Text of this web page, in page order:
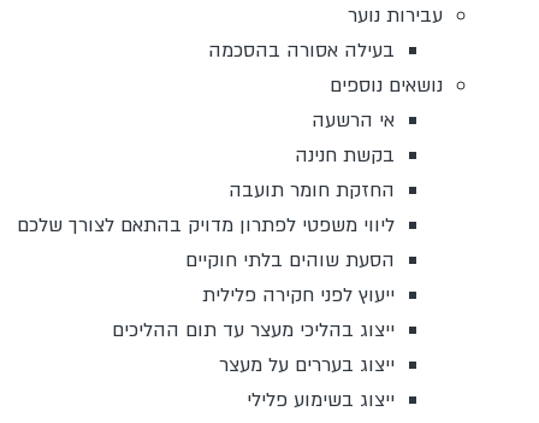
עבירות נוער
בעילה אסורה בהסכמה
נושאים נוספים
אי הרשעה
בקשת חנינה
החזקת חומר תועבה
ליווי משפטי לפתרון מדויק בהתאם לצורך שלכם
הסעת שוהים בלתי חוקיים
ייעוץ לפני חקירה פלילית
ייצוג בהליכי מעצר עד תום ההליכים
ייצוג בעררים על מעצר
ייצוג בשימוע פלילי